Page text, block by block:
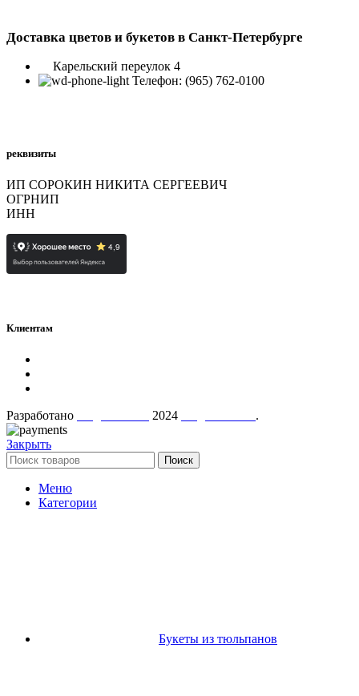
Доставка цветов и букетов в Санкт-Петербурге
Карельский переулок 4
Телефон: (965) 762-0100
реквизиты
ИП СОРОКИН НИКИТА СЕРГЕЕВИЧ
ОГРНИП
ИНН
Клиентам
Разработано
2024 .
Закрыть
Поиск
Меню
Категории
Букеты из тюльпанов